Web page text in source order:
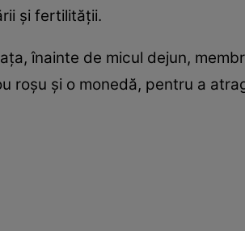
și fertilității.
înainte de micul dejun,
roșu și o monedă, pentru a